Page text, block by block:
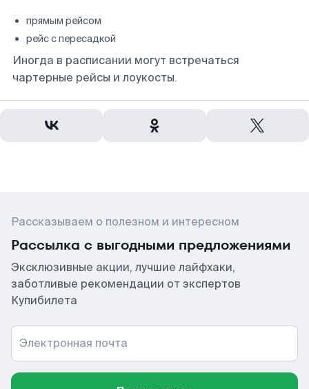
прямым рейсом
рейс с пересадкой
Иногда в расписании могут встречаться
чартерные рейсы и лоукосты.
Рассказываем о полезном и интересном
Рассылка с выгодными предложениями
Эксклюзивные акции, лучшие лайфхаки,
заботливые рекомендации от экспертов
Купибилета
Электронная почта